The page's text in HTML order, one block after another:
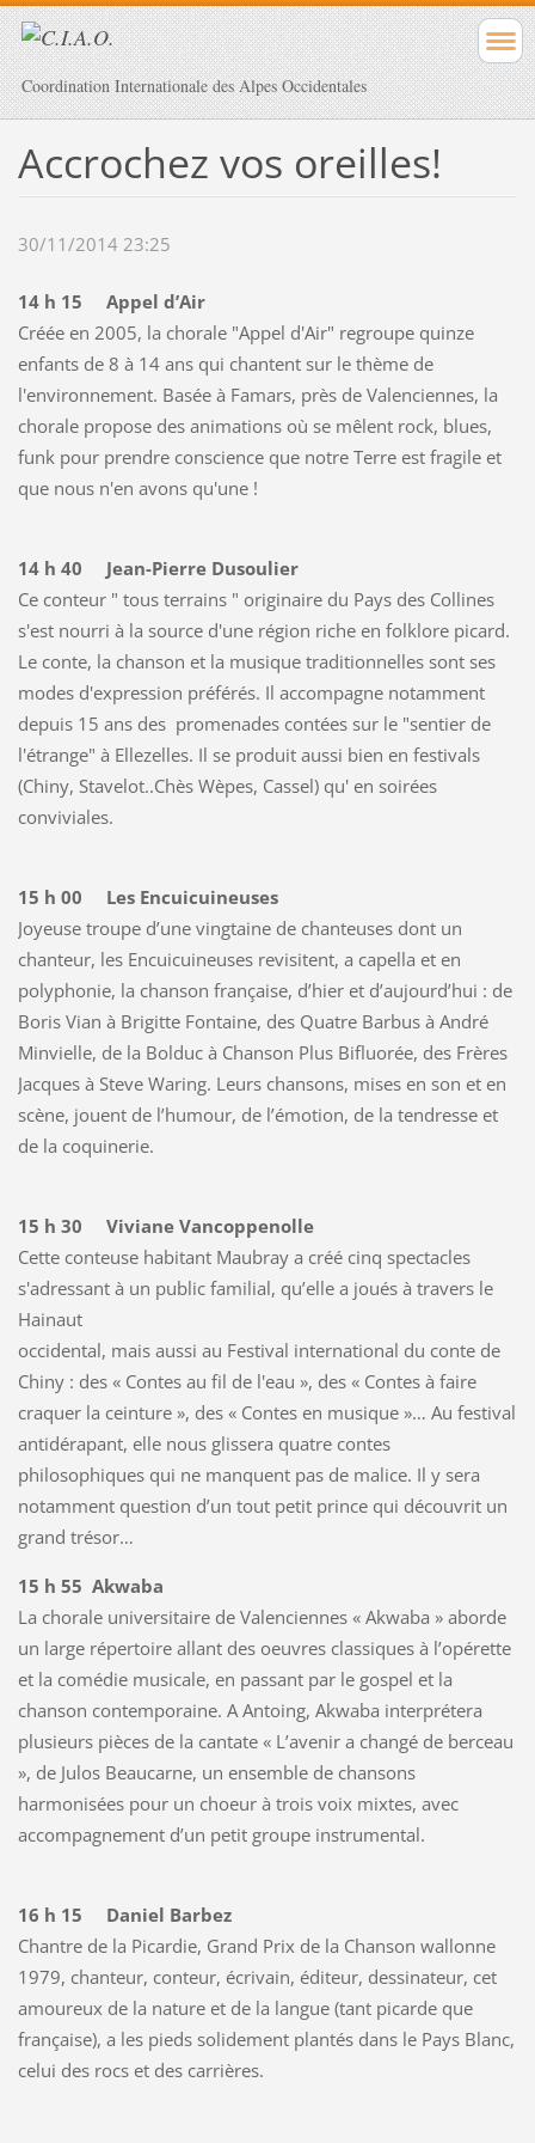
Coordination Internationale des Alpes Occidentales
Accrochez vos oreilles!
30/11/2014 23:25
14 h 15 Appel d’Air
Créée en 2005, la chorale "Appel d'Air" regroupe quinze
enfants de 8 à 14 ans qui chantent sur le thème de
l'environnement. Basée à Famars, près de Valenciennes, la
chorale propose des animations où se mêlent rock, blues,
funk pour prendre conscience que notre Terre est fragile et
que nous n'en avons qu'une !
14 h 40 Jean-Pierre Dusoulier
Ce conteur " tous terrains " originaire du Pays des Collines
s'est nourri à la source d'une région riche en folklore picard.
Le conte, la chanson et la musique traditionnelles sont ses
modes d'expression préférés. Il accompagne notamment
depuis 15 ans des promenades contées sur le "sentier de
l'étrange" à Ellezelles. Il se produit aussi bien en festivals
(Chiny, Stavelot..Chès Wèpes, Cassel) qu' en soirées
conviviales.
15 h 00 Les Encuicuineuses
Joyeuse troupe d’une vingtaine de chanteuses dont un
chanteur, les Encuicuineuses revisitent, a capella et en
polyphonie, la chanson française, d’hier et d’aujourd’hui : de
Boris Vian à Brigitte Fontaine, des Quatre Barbus à André
Minvielle, de la Bolduc à Chanson Plus Bifluorée, des Frères
Jacques à Steve Waring. Leurs chansons, mises en son et en
scène, jouent de l’humour, de l’émotion, de la tendresse et
de la coquinerie.
15 h 30 Viviane Vancoppenolle
Cette conteuse habitant Maubray a créé cinq spectacles
s'adressant à un public familial, qu’elle a joués à travers le
Hainaut
occidental, mais aussi au Festival international du conte de
Chiny : des « Contes au fil de l'eau », des « Contes à faire
craquer la ceinture », des « Contes en musique »… Au festival
antidérapant, elle nous glissera quatre contes
philosophiques qui ne manquent pas de malice. Il y sera
notamment question d’un tout petit prince qui découvrit un
grand trésor…
15 h 55 Akwaba
La chorale universitaire de Valenciennes « Akwaba » aborde
un large répertoire allant des oeuvres classiques à l’opérette
et la comédie musicale, en passant par le gospel et la
chanson contemporaine. A Antoing, Akwaba interprétera
plusieurs pièces de la cantate « L’avenir a changé de berceau
», de Julos Beaucarne, un ensemble de chansons
harmonisées pour un choeur à trois voix mixtes, avec
accompagnement d’un petit groupe instrumental.
16 h 15 Daniel Barbez
Chantre de la Picardie, Grand Prix de la Chanson wallonne
1979, chanteur, conteur, écrivain, éditeur, dessinateur, cet
amoureux de la nature et de la langue (tant picarde que
française), a les pieds solidement plantés dans le Pays Blanc,
celui des rocs et des carrières.